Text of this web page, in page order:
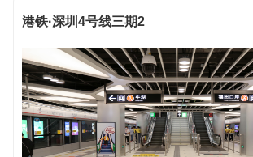
港铁·深圳4号线三期2